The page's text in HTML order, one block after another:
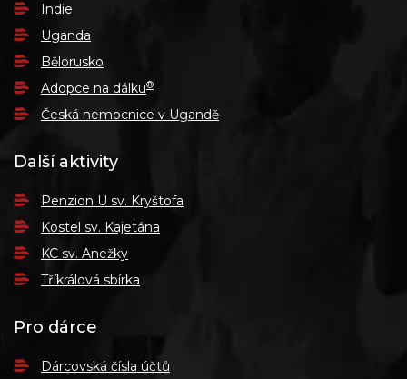
Indie
Uganda
Bělorusko
Adopce na dálku®
Česká nemocnice v Ugandě
Další aktivity
Penzion U sv. Kryštofa
Kostel sv. Kajetána
KC sv. Anežky
Tříkrálová sbírka
Pro dárce
Dárcovská čísla účtů